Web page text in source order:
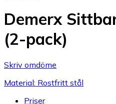
Demerx
(2-pack)
Skriv omdöme
Material: Rostfritt stål
Priser